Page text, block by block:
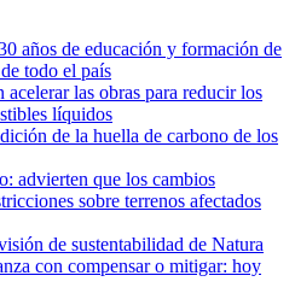
años de educación y formación de
todo el país
las obras para reducir los
líquidos
de la huella de carbono de los
advierten que los cambios
sobre terrenos afectados
de sustentabilidad de Natura
con compensar o mitigar: hoy